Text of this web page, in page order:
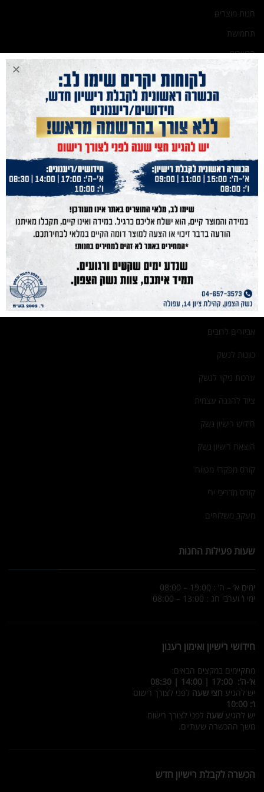
חנות מוצרים
תחמושת
הכשרות
מועדון קליעה
תקנון
מפת אתר
צור קשר
מדיניות פרטיות
המוצרים שלנו
נרתיקים לאקדח
אביזרים לרובי ציד
אביזרים לרובים
כוונות לנשק
ערכות ניקוי לנשק
ציוד להגנה עצמית
חידוש רישיון נשק
הוצאת רישיון נשק
קורס מפקחי מטווח
קורס מדריכי ירי
מעקב משלוחים
שעות פעילות החנות
ימים א’ – ה’ : 19:00 – 08:00
ימי ו’ וערבי חג : 13:00 – 08:00
חידושי רישיון ואימון רענון
מתקיימים במקצים הבאים:
א’-ה’: 17:00 | 14:00 | 08:30
יש להגיע חצי שעה לפני לצורך רישום
ו’: 10:00
יש להגיע שעה לפני לצורך רישום
משך ההכשרה שעתיים.
הכשרה לקבלת רישיון חדש